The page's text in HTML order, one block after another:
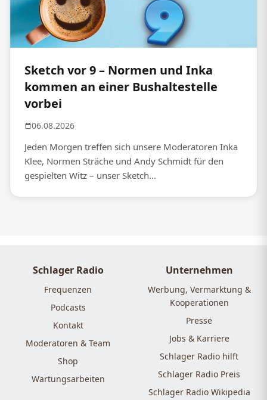
Sketch vor 9 – Normen und Inka
kommen an einer Bushaltestelle
vorbei
06.08.2026
Jeden Morgen treffen sich unsere Moderatoren Inka
Klee, Normen Sträche und Andy Schmidt für den
gespielten Witz – unser Sketch...
Schlager Radio
Frequenzen
Podcasts
Kontakt
Moderatoren & Team
Shop
Wartungsarbeiten
Unternehmen
Werbung, Vermarktung &
Kooperationen
Presse
Jobs & Karriere
Schlager Radio hilft
Schlager Radio Preis
Schlager Radio Wikipedia